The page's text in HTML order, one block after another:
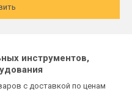
инструментов,
с доставкой по ценам